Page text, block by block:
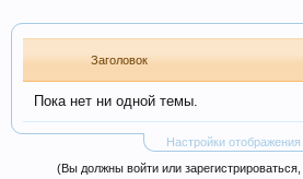
Заголовок
Пока нет ни одной темы.
Настройки
(Вы должны войти или